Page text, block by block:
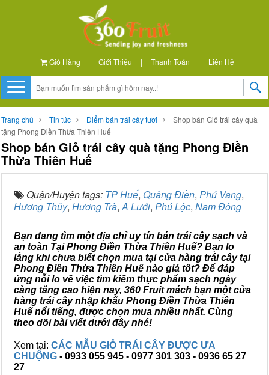
Giỏ Hàng | Giới Thiệu | Thanh Toán | Liên Hệ
Trang chủ Tin tức Điểm bán trái cây tươi
Shop bán Giỏ trái cây quà
tặng Phong Điền Thừa Thiên Huế
Shop bán Giỏ trái cây quà tặng Phong Điền
Thừa Thiên Huế
Quận/Huyện tags: TP Huế, Quảng Điền, Phú Vang,
Hương Thủy, Hương Trà,A Lưới, Phú Lộc, Nam Đông
Bạn đang tìm một địa chỉ uy tín bán trái cây sạch và
an toàn Tại Phong Điền Thừa Thiên Huế? Bạn lo
lắng khi chưa biết chọn mua tại cửa hàng trái cây tại
Phong Điền Thừa Thiên Huế nào giá tốt? Để đáp
ứng nỗi lo về việc tìm kiếm thực phẩm sạch ngày
càng tăng cao hiện nay, 360 Fruit mách bạn một cửa
hàng trái cây nhập khẩu Phong Điền Thừa Thiên
Huế nổi tiếng, được chọn mua nhiều nhất. Cùng
theo dõi bài viết dưới đây nhé!
Xem tại: CÁC MẪU GIỎ TRÁI CÂY ĐƯỢC ƯA
CHUỘNG - 0933 055 945 - 0977 301 303 - 0936 65 27
27